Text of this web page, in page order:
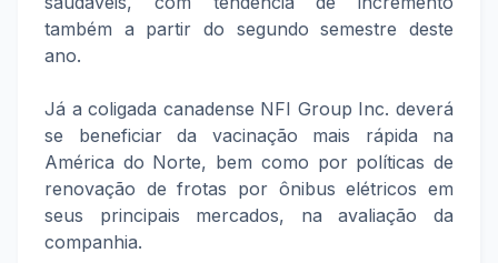
também a partir do segundo semestre deste
ano.
Já a coligada canadense NFI Group Inc. deverá
se beneficiar da vacinação mais rápida na
América do Norte, bem como por políticas de
renovação de frotas por ônibus elétricos em
seus principais mercados, na avaliação da
companhia.